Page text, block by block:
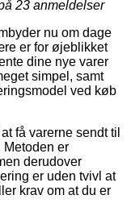
23 anmeldelser
nu om dage
er for øjeblikket
dine nye varer
simpel, samt
ved køb
få varerne sendt til
er
derudover
er uden tvivl at
krav om at du er